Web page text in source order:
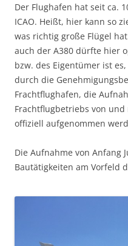
Der Flughafen hat seit ca.
ICAO. Heißt, hier kann so
was richtig große Flügel
auch der A380 dürfte hier
bzw. des Eigentümer ist
durch die
Frachtflughafen, die
Frachtflugbetriebs von
offiziell aufgenommen
Die Aufnahme von Anfang
Bautätigkeiten am Vorfeld